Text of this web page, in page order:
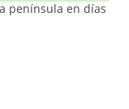
península en días